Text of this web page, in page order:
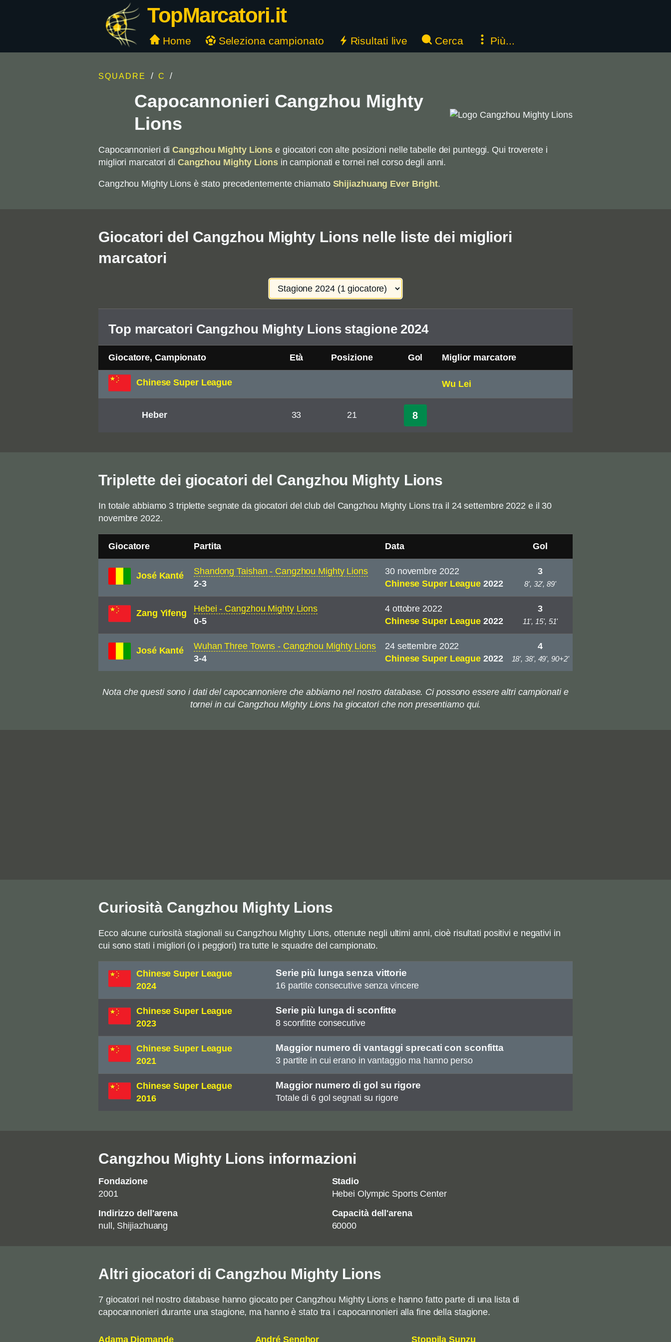
TopMarcatori.it
Home Seleziona campionato Risultati live Cerca Più...
SQUADRE / C /
Capocannonieri Cangzhou Mighty
Lions
Capocannonieri diCangzhou Mighty Lions e giocatori con alte posizioni nelle tabelle dei punteggi. Qui troverete i
migliori marcatori di Cangzhou Mighty Lionsin campionati e tornei nel corso degli anni.
Cangzhou Mighty Lions è stato precedentemente chiamato Shijiazhuang Ever Bright.
Giocatori del Cangzhou Mighty Lions nelle liste dei migliori
marcatori
Top marcatori Cangzhou Mighty Lions stagione 2024
Giocatore, Campionato Età Posizione Gol Miglior marcatore
Chinese Super League Wu Lei
Heber 33 21 8
Triplette dei giocatori del Cangzhou Mighty Lions
In totale abbiamo 3 triplette segnate da giocatori del club del Cangzhou Mighty Lions tra il 24 settembre 2022 e il 30
novembre 2022.
Giocatore Partita Data Gol
José Kanté
Shandong Taishan - Cangzhou Mighty Lions
2-3
30 novembre 2022
Chinese Super League 2022
3
8', 32', 89'
Zang Yifeng
Hebei - Cangzhou Mighty Lions
0-5
4 ottobre 2022
Chinese Super League 2022
3
11', 15', 51'
José Kanté
Wuhan Three Towns - Cangzhou Mighty Lions
3-4
24 settembre 2022
Chinese Super League 2022
4
18', 38', 49', 90+2'
Nota che questi sono i dati del capocannoniere che abbiamo nel nostro database. Ci possono essere altri campionati e
tornei in cui Cangzhou Mighty Lions ha giocatori che non presentiamo qui.
Curiosità Cangzhou Mighty Lions
Ecco alcune curiosità stagionali su Cangzhou Mighty Lions, ottenute negli ultimi anni, cioè risultati positivi e negativi in
cui sono stati i migliori (o i peggiori) tra tutte le squadre del campionato.
Chinese Super League
2024
Serie più lunga senza vittorie
16 partite consecutive senza vincere
Chinese Super League
2023
Serie più lunga di sconfitte
8 sconfitte consecutive
Chinese Super League
2021
Maggior numero di vantaggi sprecati con sconfitta
3 partite in cui erano in vantaggio ma hanno perso
Chinese Super League
2016
Maggior numero di gol su rigore
Totale di 6 gol segnati su rigore
Cangzhou Mighty Lions informazioni
Fondazione
2001
Stadio
Hebei Olympic Sports Center
Indirizzo dell'arena
null, Shijiazhuang
Capacità dell'arena
60000
Altri giocatori di Cangzhou Mighty Lions
7 giocatori nel nostro database hanno giocato per Cangzhou Mighty Lions e hanno fatto parte di una lista di
capocannonieri durante una stagione, ma hanno è stato tra i capocannonieri alla fine della stagione.
Adama Diomande André Senghor Stoppila Sunzu